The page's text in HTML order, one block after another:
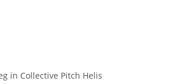
in Collective Pitch Helis